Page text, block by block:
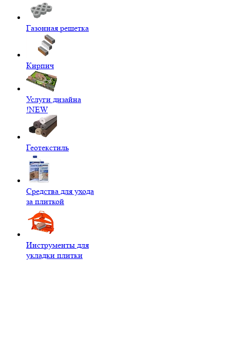
Газонная решетка
Кирпич
Услуги дизайна
!NEW
Геотекстиль
Средства для ухода
за плиткой
Инструменты для
укладки плитки